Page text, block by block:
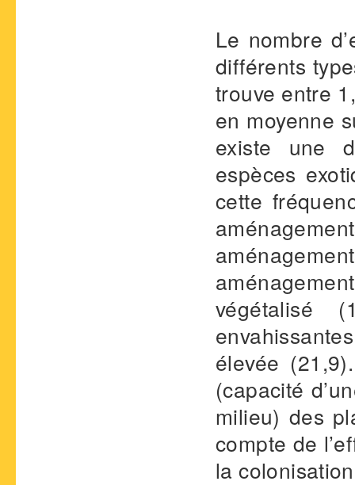
Le nombre
différents
trouve entre
en moyenne
existe une
espèces
cette
végétalisé
élevée
(capacité
milieu) des
compte de
la